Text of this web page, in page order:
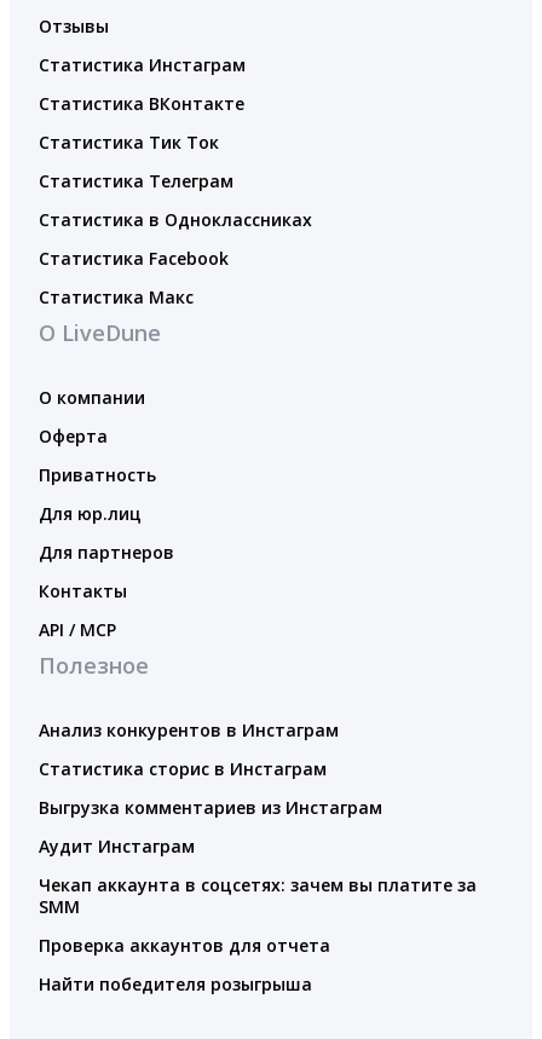
Отзывы
Статистика Инстаграм
Статистика ВКонтакте
Статистика Тик Ток
Статистика Телеграм
Статистика в Одноклассниках
Статистика Facebook
Статистика Макс
О LiveDune
О компании
Оферта
Приватность
Для юр.лиц
Для партнеров
Контакты
API / MCP
Полезное
Анализ конкурентов в Инстаграм
Статистика сторис в Инстаграм
Выгрузка комментариев из Инстаграм
Аудит Инстаграм
Чекап аккаунта в соцсетях: зачем вы платите за
SMM
Проверка аккаунтов для отчета
Найти победителя розыгрыша